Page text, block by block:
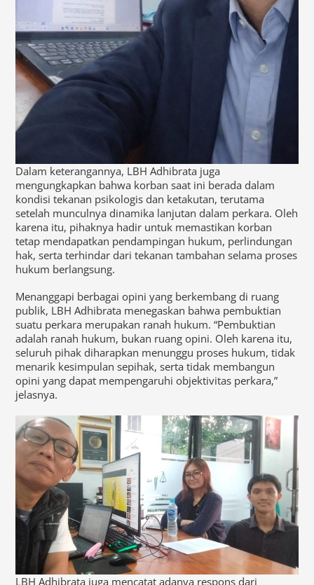
Dalam keterangannya, LBH Adhibrata juga
mengungkapkan bahwa korban saat ini berada dalam
kondisi tekanan psikologis dan ketakutan, terutama
setelah munculnya dinamika lanjutan dalam perkara. Oleh
karena itu, pihaknya hadir untuk memastikan korban
tetap mendapatkan pendampingan hukum, perlindungan
hak, serta terhindar dari tekanan tambahan selama proses
hukum berlangsung.
Menanggapi berbagai opini yang berkembang di ruang
publik, LBH Adhibrata menegaskan bahwa pembuktian
suatu perkara merupakan ranah hukum. “Pembuktian
adalah ranah hukum, bukan ruang opini. Oleh karena itu,
seluruh pihak diharapkan menunggu proses hukum, tidak
menarik kesimpulan sepihak, serta tidak membangun
opini yang dapat mempengaruhi objektivitas perkara,”
jelasnya.
LBH Adhibrata juga mencatat adanya respons dari